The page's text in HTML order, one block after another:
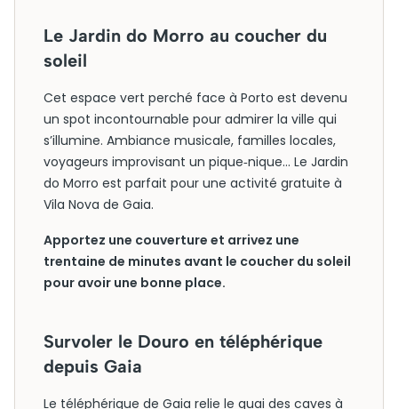
Le Jardin do Morro au coucher du
soleil
Cet espace vert perché face à Porto est devenu
un spot incontournable pour admirer la ville qui
s’illumine. Ambiance musicale, familles locales,
voyageurs improvisant un pique‑nique… Le Jardin
do Morro est parfait pour une activité gratuite à
Vila Nova de Gaia.
Apportez une couverture et arrivez une
trentaine de minutes avant le coucher du soleil
pour avoir une bonne place.
Survoler le Douro en téléphérique
depuis Gaia
Le téléphérique de Gaia relie le quai des caves à